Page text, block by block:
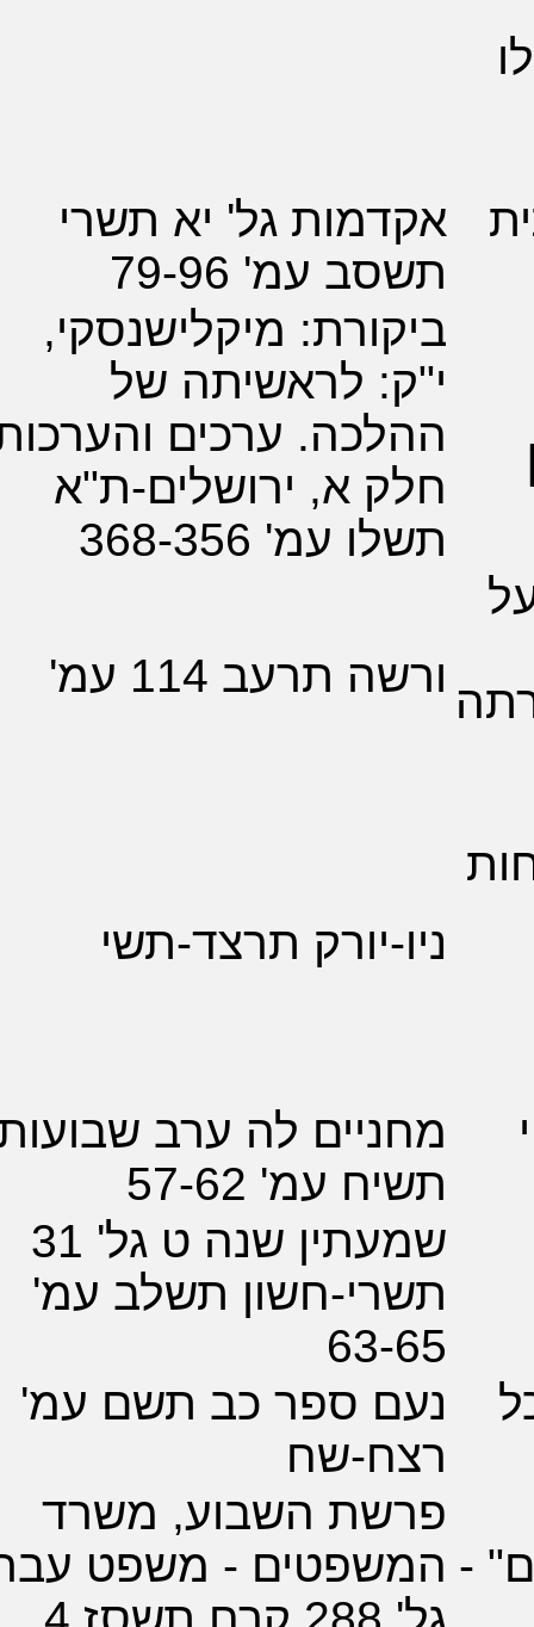
גל' יא תשרי
עמ' 79-96
מיקלישנסקי,
לראשיתה של
ערכים והערכות,
א, ירושלים-ת"א
עמ' 368-356
תרעב 114 עמ'
יורק תרצד-תשי
לה ערב שבועות
עמ' 57-62
שמעתין שנה ט גל' 31
חשון תשלב עמ'
ספר כב תשם עמ'
שח
השבוע, משרד
- משפט עברי